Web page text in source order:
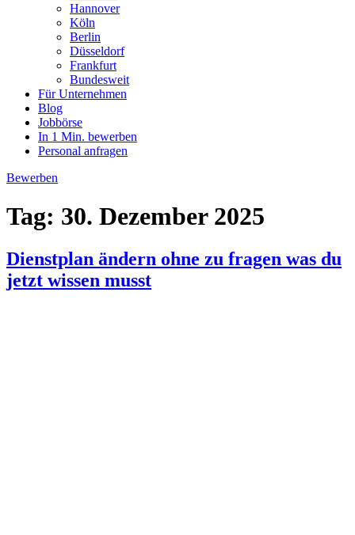
Hannover
Köln
Berlin
Düsseldorf
Frankfurt
Bundesweit
Für Unternehmen
Blog
Jobbörse
In 1 Min. bewerben
Personal anfragen
Bewerben
Tag: 30. Dezember 2025
Dienstplan ändern ohne zu fragen was du
jetzt wissen musst